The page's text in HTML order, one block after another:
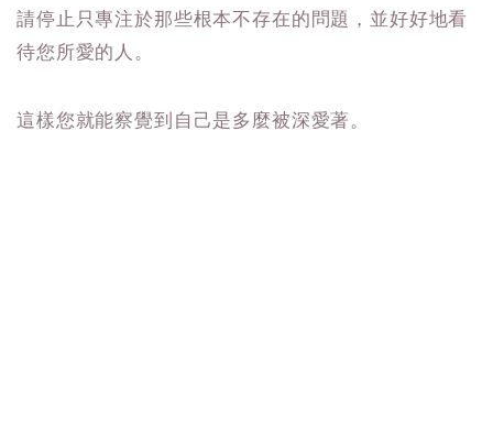
請停止只專注於那些根本不存在的問題，並好好地看
待您所愛的人。
這樣您就能察覺到自己是多麼被深愛著。